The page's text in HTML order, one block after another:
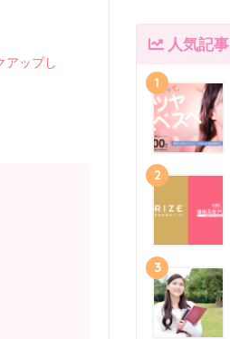
アップし
人気記事
1
2
3